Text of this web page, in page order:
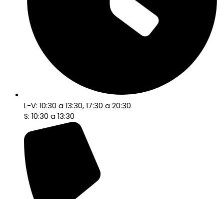
L-V: 10:30 a 13:30, 17:30 a 20:30
S: 10:30 a 13:30